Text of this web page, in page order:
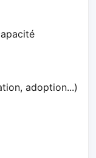
adoption...)